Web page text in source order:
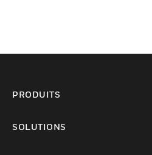
PRODUITS
SOLUTIONS